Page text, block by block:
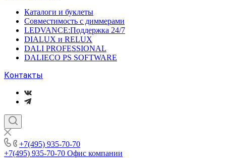
Каталоги и буклеты
Совместимость с диммерами
LEDVANCE:Поддержка 24/7
DIALUX и RELUX
DALI PROFESSIONAL
DALIECO PS SOFTWARE
Контакты
+7(495) 935-70-70
+7(495) 935-70-70 Офис компании